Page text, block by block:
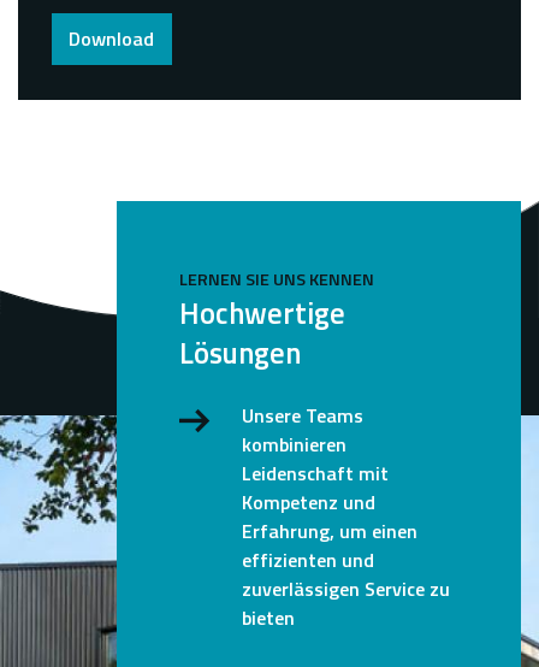
Download
LERNEN SIE UNS KENNEN
Hochwertige
Lösungen
Unsere Teams
kombinieren
Leidenschaft mit
Kompetenz und
Erfahrung, um einen
effizienten und
zuverlässigen Service zu
bieten